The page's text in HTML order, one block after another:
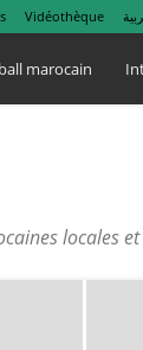
Vidéothèque
marocain
locales